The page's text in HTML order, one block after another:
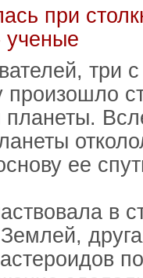
три
ее
в